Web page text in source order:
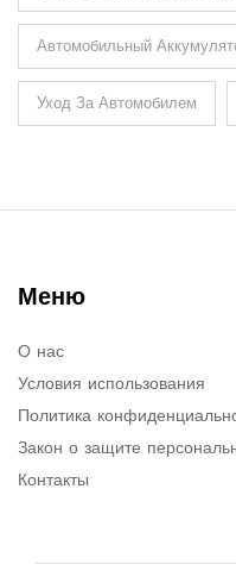
Автомобильный
Уход За Автомобилем
Меню
О нас
Условия использования
Политика
Закон о защите
Контакты